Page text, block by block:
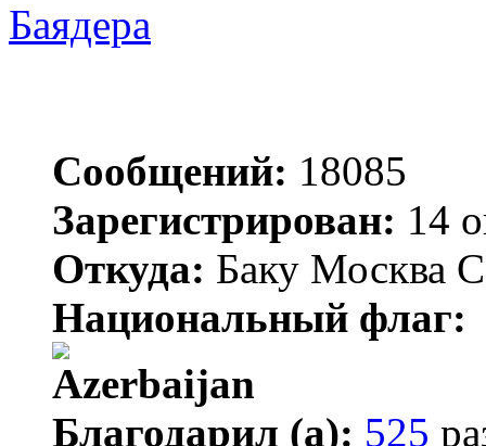
Баядера
Сообщений: 18085
Зарегистрирован: 14
Откуда: Баку Москва
Национальный флаг:
Благодарил (а): 525